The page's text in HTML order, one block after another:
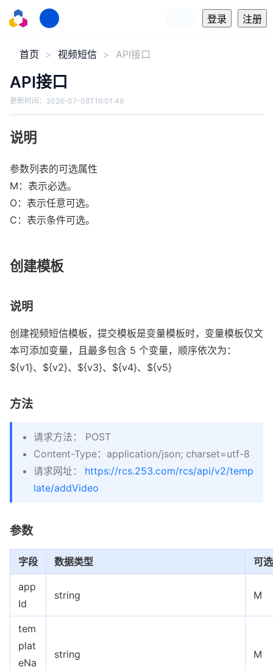
登录 注册
首页 视频短信 API接口
API接口
更新时间： 2026-07-08T16:01:49
说明
参数列表的可选属性
M：表示必选。
O：表示任意可选。
C：表示条件可选。
创建模板
说明
创建视频短信模板，提交模板是变量模板时，变量模板仅文
本可添加变量，且最多包含 5 个变量，顺序依次为：
${v1}、${v2}、${v3}、${v4}、${v5}
方法
请求方法： POST
Content-Type：application/json; charset=utf-8
请求网址：
https://rcs.253.com/rcs/api/v2/temp
late/addVideo
参数
字段 数据类型 可
app
Id
string M
tem
plat
eNa
string M